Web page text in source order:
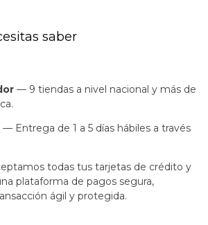
saber
— 9 tiendas a nivel nacional y más de
— Entrega de 1 a 5 días hábiles a través
todas tus tarjetas de crédito y
plataforma de pagos segura,
ágil y protegida.